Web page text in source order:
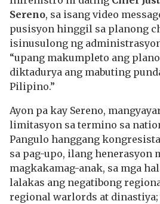
Sereno, sa isang video
pusisyon hinggil sa planong
isinusulong ng
“upang makumpleto ang
diktadurya ang mabuting
Pilipino.”
Ayon pa kay Sereno,
limitasyon sa termino sa
Pangulo hanggang
sa pag-upo, ilang henerasyon
magkakamag-anak, sa mga
lalakas ang negatibong
regional warlords at